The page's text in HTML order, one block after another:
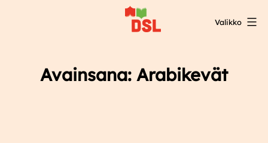
Valikko
Avainsana: Arabikevät